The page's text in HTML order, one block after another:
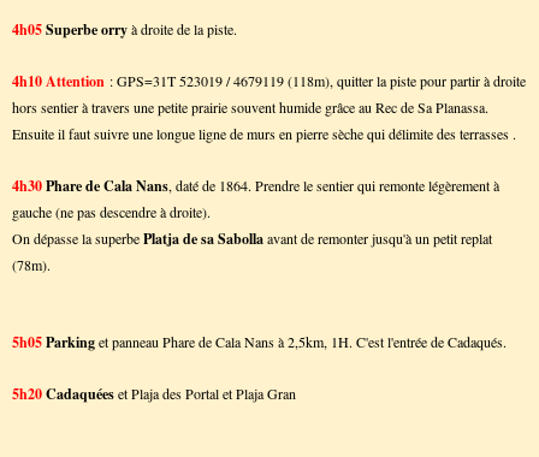
4h05Superbe orryà droite de la piste.
4h10Attention : GPS=31T 523019 / 4679119 (118m), quitter la pistepour partir à droite
hors sentier à travers une petite prairie souvent humide grâce au Rec de Sa Planassa.
Ensuite il faut suivre une longue ligne de murs en pierre sèche qui délimite des terrasses .
4h30Phare de Cala Nans, daté de 1864. Prendre le sentier qui remonte légèrement à
gauche (ne pas descendre à droite).
On dépasse la superbePlatja de sa Sabollaavant de remonter jusqu'à un petit replat
(78m).
5h05Parkinget panneau Phare de Cala Nans à 2,5km, 1H. C'est l'entrée de Cadaqués.
5h20CadaquéesetPlaja des Portal et Plaja Gran